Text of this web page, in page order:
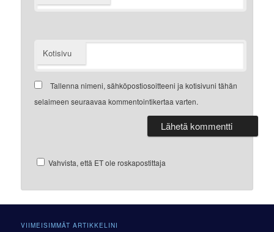
Kotisivu
Tallenna nimeni, sähköpostiosoitteeni ja kotisivuni tähän
selaimeen seuraavaa kommentointikertaa varten.
Vahvista, että ET ole roskapostittaja
VIIMEISIMMÄT ARTIKKELINI